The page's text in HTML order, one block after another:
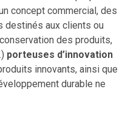
concept commercial, des
destinés aux clients ou
des produits,
porteuses d’innovation
innovants, ainsi que
durable ne